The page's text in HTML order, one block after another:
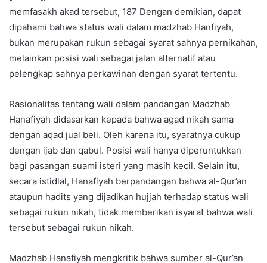
memfasakh akad tersebut, 187 Dengan demikian, dapat
dipahami bahwa status wali dalam madzhab Hanfiyah,
bukan merupakan rukun sebagai syarat sahnya pernikahan,
melainkan posisi wali sebagai jalan alternatif atau
pelengkap sahnya perkawinan dengan syarat tertentu.
Rasionalitas tentang wali dalam pandangan Madzhab
Hanafiyah didasarkan kepada bahwa agad nikah sama
dengan aqad jual beli. Oleh karena itu, syaratnya cukup
dengan ijab dan qabul. Posisi wali hanya diperuntukkan
bagi pasangan suami isteri yang masih kecil. Selain itu,
secara istidlal, Hanafiyah berpandangan bahwa al-Qur’an
ataupun hadits yang dijadikan hujjah terhadap status wali
sebagai rukun nikah, tidak memberikan isyarat bahwa wali
tersebut sebagai rukun nikah.
Madzhab Hanafiyah mengkritik bahwa sumber al-Qur’an